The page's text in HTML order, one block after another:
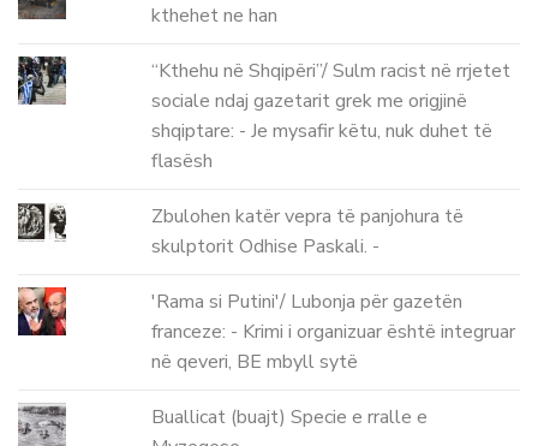
kthehet ne han
“Kthehu në Shqipëri”/ Sulm racist në rrjetet
sociale ndaj gazetarit grek me origjinë
shqiptare: - Je mysafir këtu, nuk duhet të
flasësh
Zbulohen katër vepra të panjohura të
skulptorit Odhise Paskali. -
'Rama si Putini'/ Lubonja për gazetën
franceze: - Krimi i organizuar është integruar
në qeveri, BE mbyll sytë
Buallicat (buajt) Specie e rralle e